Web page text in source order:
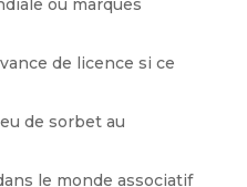
de licence si ce
de sorbet au
le monde associatif